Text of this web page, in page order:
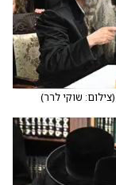
(צילום: שוקי לרר)